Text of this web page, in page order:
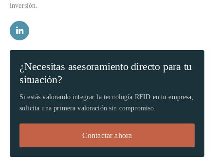
inversión.
¿Necesitas asesoramiento directo para tu
situación?
Si estás valorando integrar la tecnología RFID en tu empresa,
solicita una primera valoración sin compromiso.
Contactar ahora